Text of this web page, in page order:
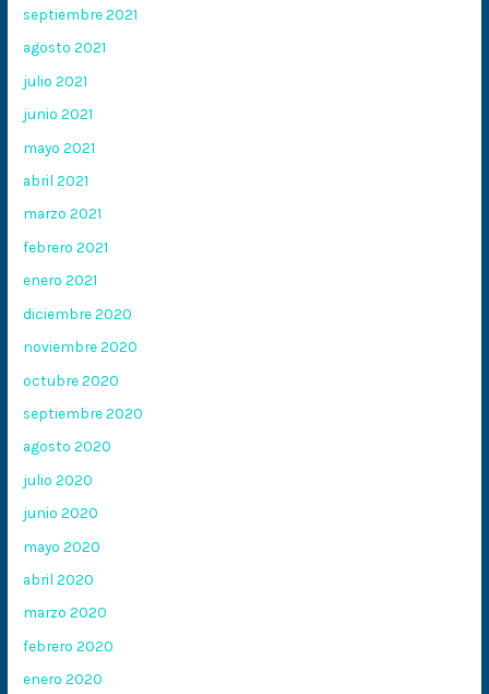
septiembre 2021
agosto 2021
julio 2021
junio 2021
mayo 2021
abril 2021
marzo 2021
febrero 2021
enero 2021
diciembre 2020
noviembre 2020
octubre 2020
septiembre 2020
agosto 2020
julio 2020
junio 2020
mayo 2020
abril 2020
marzo 2020
febrero 2020
enero 2020